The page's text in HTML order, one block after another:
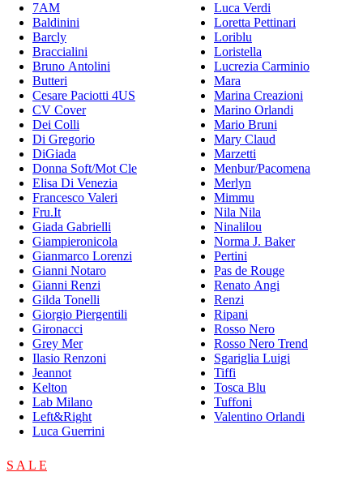
7AM
Baldinini
Barcly
Braccialini
Bruno Antolini
Butteri
Cesare Paciotti 4US
CV Cover
Dei Colli
Di Gregorio
DiGiada
Donna Soft/Mot Cle
Elisa Di Venezia
Francesco Valeri
Fru.It
Giada Gabrielli
Giampieronicola
Gianmarco Lorenzi
Gianni Notaro
Gianni Renzi
Gilda Tonelli
Giorgio Piergentili
Gironacci
Grey Mer
Ilasio Renzoni
Jeannot
Kelton
Lab Milano
Left&Right
Luca Guerrini
Luca Verdi
Loretta Pettinari
Loriblu
Loristella
Lucrezia Carminio
Mara
Marina Creazioni
Marino Orlandi
Mario Bruni
Mary Claud
Marzetti
Menbur/Pacomena
Merlyn
Mimmu
Nila Nila
Ninalilou
Norma J. Baker
Pertini
Pas de Rouge
Renato Angi
Renzi
Ripani
Rosso Nero
Rosso Nero Trend
Sgariglia Luigi
Tiffi
Tosca Blu
Tuffoni
Valentino Orlandi
S A L E